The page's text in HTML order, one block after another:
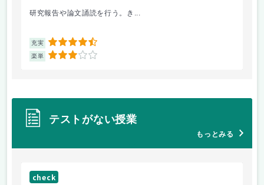
研究報告や論文誦読を行う。き...
充実 4.5
楽単 3
テストがない授業
もっとみる
check